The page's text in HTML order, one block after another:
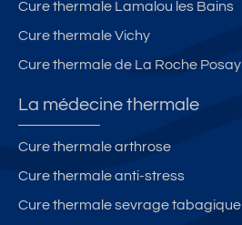
Cure thermale Lamalou les Bains
Cure thermale Vichy
Cure thermale de La Roche Posay
La médecine thermale
Cure thermale arthrose
Cure thermale anti-stress
Cure thermale sevrage tabagique